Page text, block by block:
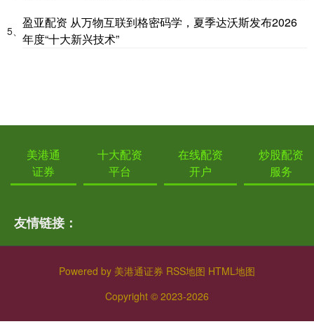
5、
盈亚配资 从万物互联到格密码学，夏季达沃斯发布2026
年度“十大新兴技术”
美港通
证券
十大配资
平台
在线配资
开户
炒股配资
服务
友情链接：
Powered by 美港通证券 RSS地图 HTML地图
Copyright © 2023-2026